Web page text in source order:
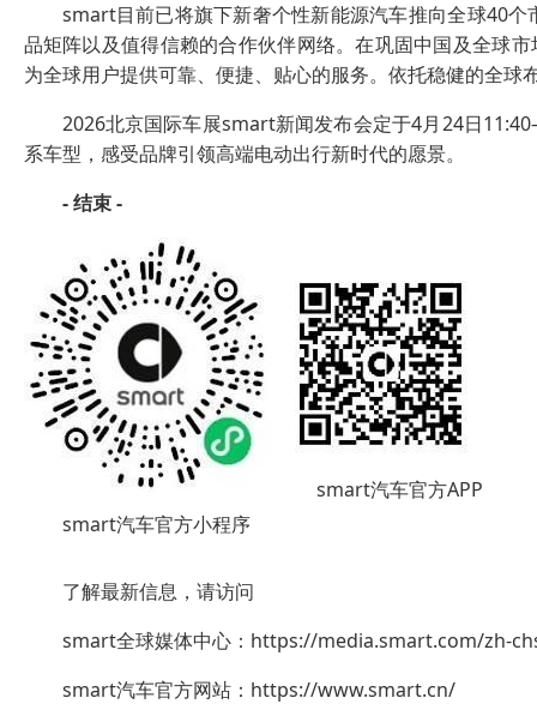
smart目前已将旗下新奢个性新能源汽车推向全球40
品矩阵以及值得信赖的合作伙伴网络。在巩固中国及全球
为全球用户提供可靠、便捷、贴心的服务。依托稳健的全
2026北京国际车展smart新闻发布会定于4月24日
系车型，感受品牌引领高端电动出行新时代的愿景。
-结束-
smart汽车官方小程序
smart汽车官方APP
了解最新信息，请访问
smart全球媒体中心：https://media.smart.com/zh-
smart汽车官方网站：https://www.smart.cn/